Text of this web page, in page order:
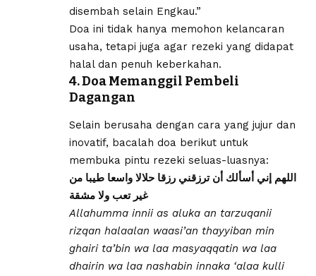
disembah selain Engkau.”
Doa ini tidak hanya memohon kelancaran
usaha, tetapi juga agar rezeki yang didapat
halal dan penuh keberkahan.
4. Doa Memanggil Pembeli
Dagangan
Selain berusaha dengan cara yang jujur dan
inovatif, bacalah doa berikut untuk
membuka pintu rezeki seluas-luasnya:
اللهم إني أسألك أن ترزقني رزقا حلالا واسعا طيبا من
غير تعب ولا مشقة
Allahumma innii as aluka an tarzuqanii
rizqan halaalan waasi’an thayyiban min
ghairi ta’bin wa laa masyaqqatin wa laa
dhairin wa laa nashabin innaka ‘alaa kulli